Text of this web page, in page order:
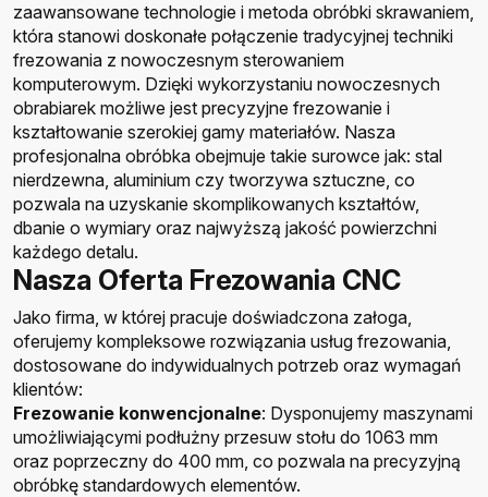
zaawansowane technologie i metoda obróbki skrawaniem,
która stanowi doskonałe połączenie tradycyjnej techniki
frezowania z nowoczesnym sterowaniem
komputerowym. Dzięki wykorzystaniu nowoczesnych
obrabiarek możliwe jest precyzyjne frezowanie i
kształtowanie szerokiej gamy materiałów. Nasza
profesjonalna obróbka obejmuje takie surowce jak: stal
nierdzewna, aluminium czy tworzywa sztuczne, co
pozwala na uzyskanie skomplikowanych kształtów,
dbanie o wymiary oraz najwyższą jakość powierzchni
każdego detalu.
Nasza Oferta Frezowania CNC
Jako firma, w której pracuje doświadczona załoga,
oferujemy kompleksowe rozwiązania usług frezowania,
dostosowane do indywidualnych potrzeb oraz wymagań
klientów:
Frezowanie konwencjonalne: Dysponujemy maszynami
umożliwiającymi podłużny przesuw stołu do 1063 mm
oraz poprzeczny do 400 mm, co pozwala na precyzyjną
obróbkę standardowych elementów.